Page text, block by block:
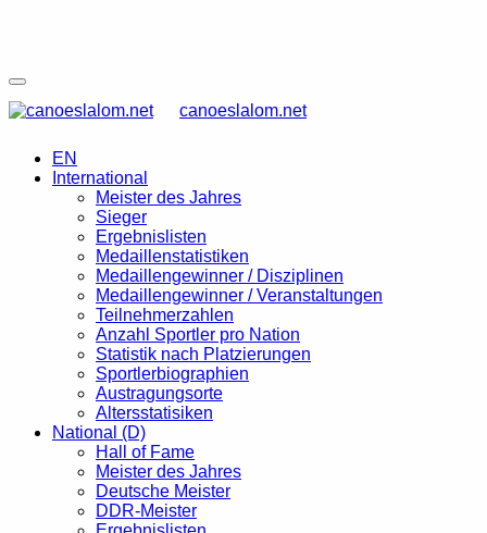
canoeslalom.net
EN
International
Meister des Jahres
Sieger
Ergebnislisten
Medaillenstatistiken
Medaillengewinner / Disziplinen
Medaillengewinner / Veranstaltungen
Teilnehmerzahlen
Anzahl Sportler pro Nation
Statistik nach Platzierungen
Sportlerbiographien
Austragungsorte
Altersstatisiken
National (D)
Hall of Fame
Meister des Jahres
Deutsche Meister
DDR-Meister